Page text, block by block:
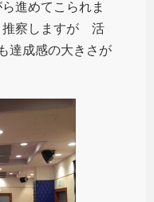
進めてこられま
推察しますが 活
達成感の大きさが